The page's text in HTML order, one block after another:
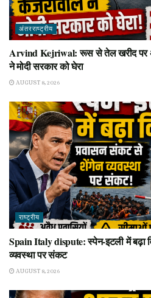
अंतरराष्ट्रीय
Arvind Kejriwal: रूस से तेल खरीद पर
ने मोदी सरकार को घेरा
AUGUST 8, 2026
राष्ट्रीय
Spain Italy dispute: स्पेन-इटली में बढ़ा
व्यवस्था पर संकट
AUGUST 8, 2026